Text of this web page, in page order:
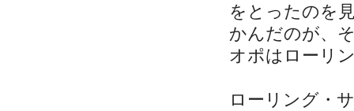
をとったのを
かんだのが、
オポはローリ
ローリング・